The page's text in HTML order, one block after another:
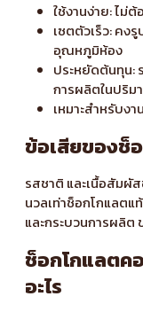
ใช้งานง่าย: ไม่
เซตตัวเร็ว: คง
อุณหภูมิห้อง
ประหยัดต้นทุน:
การผลิตในปริม
เหมาะสำหรับง
ข้อเสียของช็
รสชาติ และเนื้อสัมผั
นวลเท่าช็อกโกแลต
และกระบวนการผลิ
ช็อกโกแลตค
อะไร